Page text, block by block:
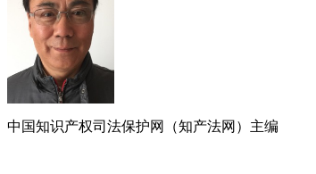
中国知识产权司法保护网（知产法网）主编